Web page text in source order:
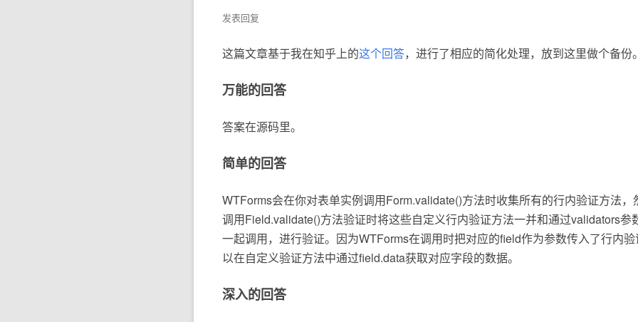
发表回复
这篇文章基于我在知乎上的这个回答，进行了相应的简化处理，放到这里做个备份。
万能的回答
答案在源码里。
简单的回答
WTForms会在你对表单实例调用Form.validate()方法时收集所有的行内验证方法，
调用Field.validate()方法验证时将这些自定义行内验证方法一并和通过validators参
一起调用，进行验证。因为WTForms在调用时把对应的field作为参数传入了行内
以在自定义验证方法中通过field.data获取对应字段的数据。
深入的回答